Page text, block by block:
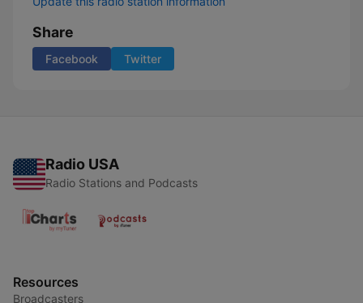
Share
Facebook Twitter
Radio USA
Radio Stations and Podcasts
Resources
Broadcasters